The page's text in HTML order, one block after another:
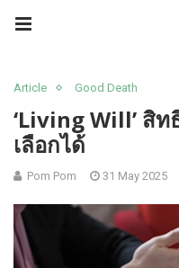
Article Good Death
‘Living Will’ สิ
เลือกได้
Pom Pom 31 May 2025